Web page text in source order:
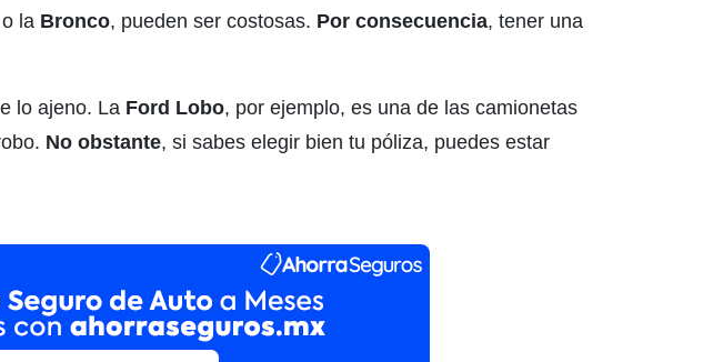
o la Bronco, pueden ser costosas. Por consecuencia, tener una
lo ajeno. La Ford Lobo, por ejemplo, es una de las camionetas
No obstante, si sabes elegir bien tu póliza, puedes estar